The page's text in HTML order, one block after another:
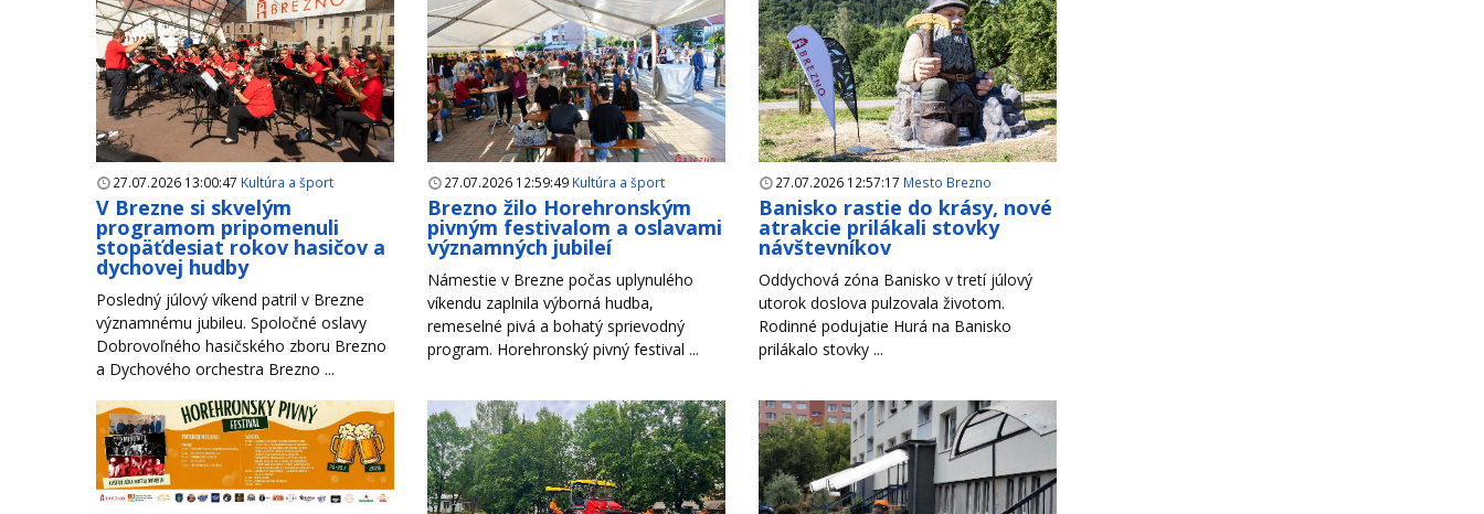
27.07.2026 13:00:47 Kultúra a šport
V Brezne si skvelým
programom pripomenuli
stopäťdesiat rokov hasičov a
dychovej hudby
Posledný júlový víkend patril v Brezne
významnému jubileu. Spoločné oslavy
Dobrovoľného hasičského zboru Brezno
a Dychového orchestra Brezno ...
27.07.2026 12:59:49 Kultúra a šport
Brezno žilo Horehronským
pivným festivalom a oslavami
významných jubileí
Námestie v Brezne počas uplynulého
víkendu zaplnila výborná hudba,
remeselné pivá a bohatý sprievodný
program. Horehronský pivný festival ...
27.07.2026 12:57:17 Mesto Brezno
Banisko rastie do krásy, nové
atrakcie prilákali stovky
návštevníkov
Oddychová zóna Banisko v tretí júlový
utorok doslova pulzovala životom.
Rodinné podujatie Hurá na Banisko
prilákalo stovky ...